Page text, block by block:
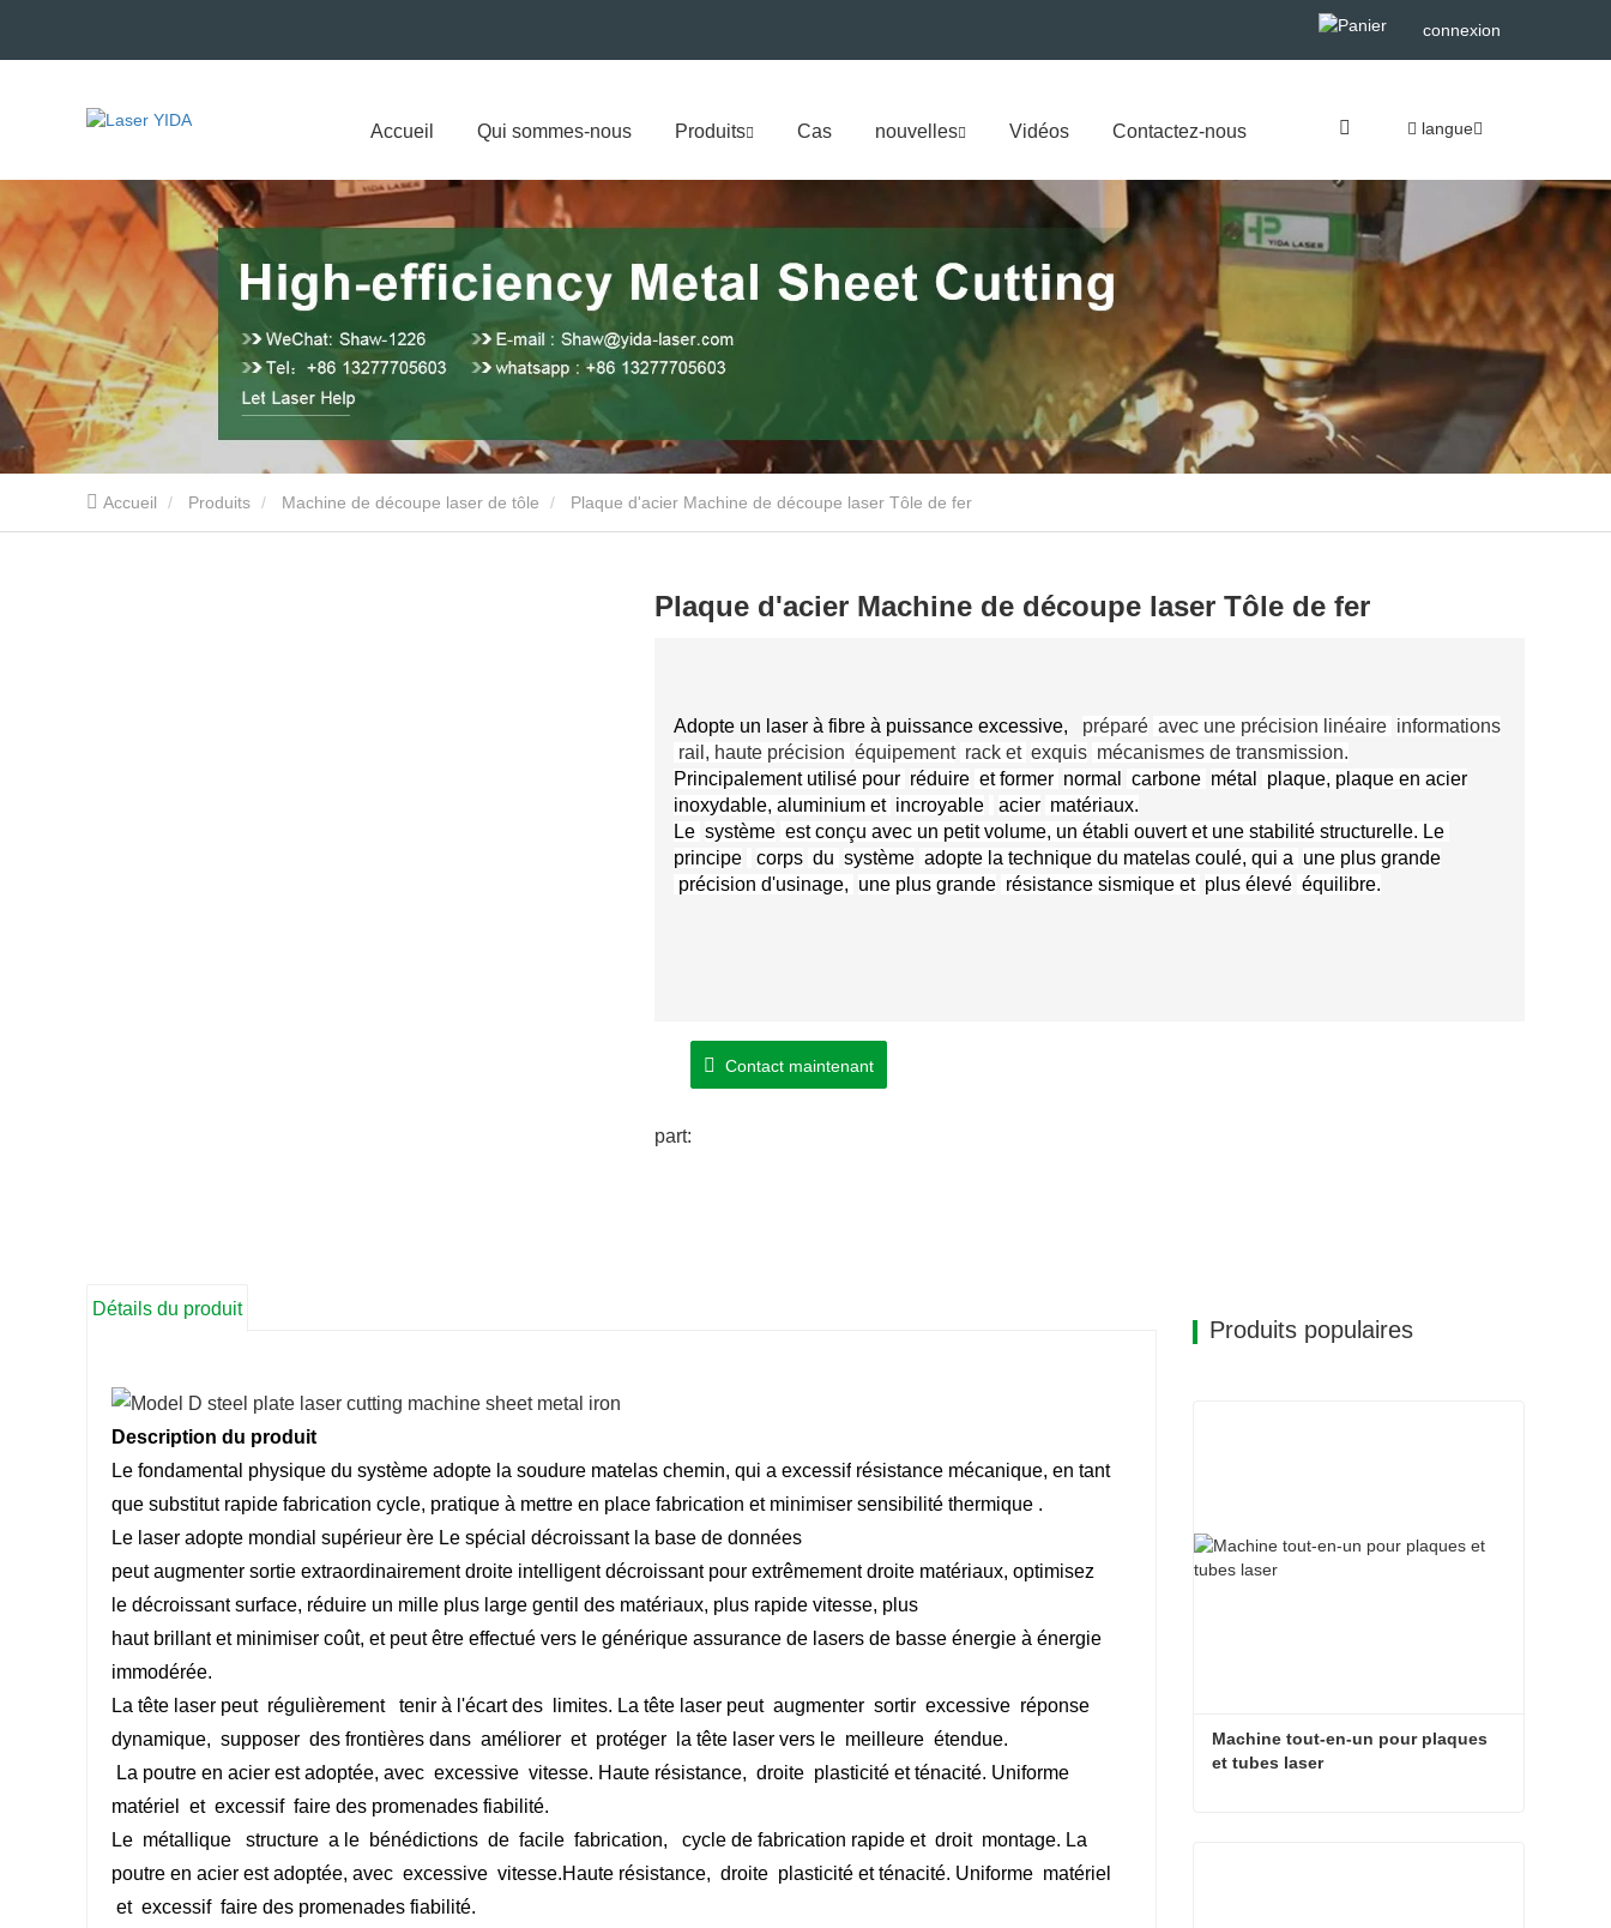
connexion
Accueil Qui sommes-nous Produits Cas nouvelles Vidéos Contactez-nous langue
Accueil Produits Machine de découpe laser de tôle Plaque d'acier Machine de découpe laser Tôle de fer
Plaque d'acier Machine de découpe laser Tôle de fer
Adopte un laser à fibre à puissance excessive, préparé avec une précision linéaire informations
rail, haute précision équipement rack et exquis mécanismes de transmission.
Principalement utilisé pour réduire et former normal carbone métal
plaque, plaque en acier
inoxydable, aluminium et incroyable acier matériaux.
Le système est conçu avec un petit volume, un établi ouvert et une stabilité structurelle. Le
principe
corps du système adopte la technique du matelas coulé, qui a une plus grande
précision d'usinage, une plus grande résistance sismique et plus élevé équilibre.
Contact maintenant
part:
Détails du produit
Description du produit
Le fondamental physique du système adopte la soudure matelas chemin, qui a excessif résistance mécanique, en tant
que substitut rapide fabrication cycle, pratique à mettre en place fabrication et minimiser sensibilité thermique .
Le laser adopte mondial supérieur ère Le spécial décroissant la base de données
peutaugmenter sortie extraordinairement droite intelligent décroissant pour extrêmement droite matériaux, optimisez
le décroissant surface, réduire un mille plus large gentil des matériaux, plus rapide vitesse, plus
haut brillant et minimiser coût, et peut être effectué vers le générique assurance de lasers de basse énergie à énergie
immodérée.
La tête laser peut régulièrement tenir à l'écart des limites. La tête laser peut augmenter sortir excessive réponse
dynamique, supposer des frontières dans améliorer et protéger la tête laser vers le meilleure étendue.
La poutre en acier est adoptée, avec excessive vitesse. Haute résistance, droite plasticité et ténacité. Uniforme
matériel
et excessif faire des promenades fiabilité.
Le métallique structure a le bénédictions de facile fabrication, cycle de fabrication rapide et droit montage. La
poutre en acier est adoptée, avec excessive vitesse.Haute résistance, droite plasticité et ténacité. Uniforme matériel
et excessif faire des promenades fiabilité.
Produits populaires
Machine tout-en-un pour plaques
et tubes laser